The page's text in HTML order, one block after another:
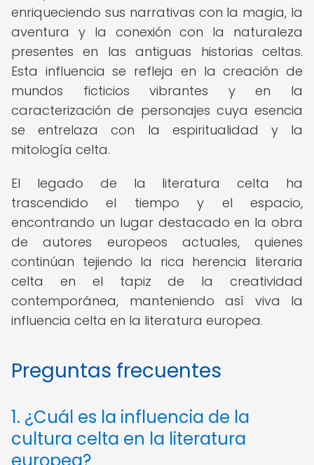
enriqueciendo sus narrativas con la magia, la
aventura y la conexión con la naturaleza
presentes en las antiguas historias celtas.
Esta influencia se refleja en la creación de
mundos ficticios vibrantes y en la
caracterización de personajes cuya esencia
se entrelaza con la espiritualidad y la
mitología celta.
El legado de la literatura celta ha
trascendido el tiempo y el espacio,
encontrando un lugar destacado en la obra
de autores europeos actuales, quienes
continúan tejiendo la rica herencia literaria
celta en el tapiz de la creatividad
contemporánea, manteniendo así viva la
influencia celta en la literatura europea.
Preguntas frecuentes
1. ¿Cuál es la influencia de la
cultura celta en la literatura